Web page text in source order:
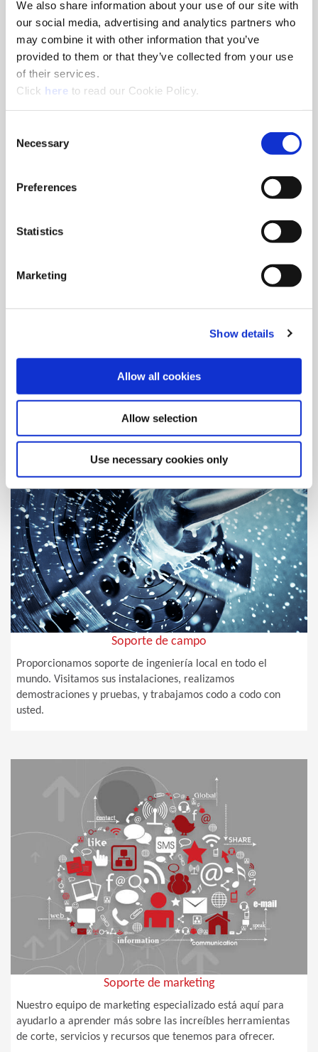
We also share information about your use of our site with
our social media, advertising and analytics partners who
may combine it with other information that you’ve
provided to them or that they’ve collected from your use
of their services.
Click here (Opens in a new window)
to read our Cookie Policy.
Selection
Necessary
Preferences
Statistics
Marketing
Show details
Allow all cookies
Allow selection
Use necessary cookies only
Localizador de distribuidores
Encuentre el distribuidor más cerca suyo para que podamos
poner las herramientas Allied Machine en sus manos.
Soporte de ingeniería
Soporte de campo
Proporcionamos soporte de ingeniería local en todo el
mundo. Visitamos sus instalaciones, realizamos
demostraciones y pruebas, y trabajamos codo a codo con
usted.
Soporte de marketing
Nuestro equipo de marketing especializado está aquí para
ayudarlo a aprender más sobre las increíbles herramientas
de corte, servicios y recursos que tenemos para ofrecer.